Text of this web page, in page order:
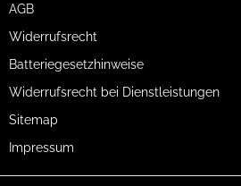
AGB
Widerrufsrecht
Batteriegesetzhinweise
Widerrufsrecht bei Dienstleistungen
Sitemap
Impressum